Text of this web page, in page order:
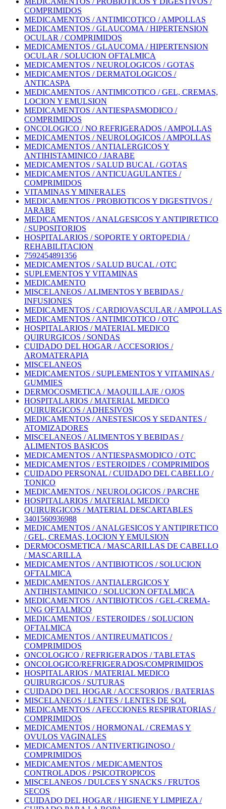
COMPRIMIDOS
MEDICAMENTOS / ANTIMICOTICO / AMPOLLAS
MEDICAMENTOS / GLAUCOMA / HIPERTENSION
OCULAR / COMPRIMIDOS
MEDICAMENTOS / GLAUCOMA / HIPERTENSION
OCULAR / SOLUCION OFTALMICA
MEDICAMENTOS / NEUROLOGICOS / GOTAS
MEDICAMENTOS / DERMATOLOGICOS /
ANTICASPA
MEDICAMENTOS / ANTIMICOTICO / GEL, CREMAS,
LOCION Y EMULSION
MEDICAMENTOS / ANTIESPASMODICO /
COMPRIMIDOS
ONCOLOGICO / NO REFRIGERADOS / AMPOLLAS
MEDICAMENTOS / NEUROLOGICOS / AMPOLLAS
MEDICAMENTOS / ANTIALERGICOS Y
ANTIHISTAMINICO / JARABE
MEDICAMENTOS / SALUD BUCAL / GOTAS
MEDICAMENTOS / ANTICUAGULANTES /
COMPRIMIDOS
VITAMINAS Y MINERALES
MEDICAMENTOS / PROBIOTICOS Y DIGESTIVOS /
JARABE
MEDICAMENTOS / ANALGESICOS Y ANTIPIRETICO
/ SUPOSITORIOS
HOSPITALARIOS / SOPORTE Y ORTOPEDIA /
REHABILITACION
7592454891356
MEDICAMENTOS / SALUD BUCAL / OTC
SUPLEMENTOS Y VITAMINAS
MEDICAMENTO
MISCELANEOS / ALIMENTOS Y BEBIDAS /
INFUSIONES
MEDICAMENTOS / CARDIOVASCULAR / AMPOLLAS
MEDICAMENTOS / ANTIMICOTICO / OTC
HOSPITALARIOS / MATERIAL MEDICO
QUIRURGICOS / SONDAS
CUIDADO DEL HOGAR / ACCESORIOS /
AROMATERAPIA
MISCELANEOS
MEDICAMENTOS / SUPLEMENTOS Y VITAMINAS /
GUMMIES
DERMOCOSMETICA / MAQUILLAJE / OJOS
HOSPITALARIOS / MATERIAL MEDICO
QUIRURGICOS / ADHESIVOS
MEDICAMENTOS / ANESTESICOS Y SEDANTES /
ATOMIZADORES
MISCELANEOS / ALIMENTOS Y BEBIDAS /
ALIMENTOS BASICOS
MEDICAMENTOS / ANTIESPASMODICO / OTC
MEDICAMENTOS / ESTEROIDES / COMPRIMIDOS
CUIDADO PERSONAL / CUIDADO DEL CABELLO /
TONICO
MEDICAMENTOS / NEUROLOGICOS / PARCHE
HOSPITALARIOS / MATERIAL MEDICO
QUIRURGICOS / MATERIAL DESCARTABLES
3401560936988
MEDICAMENTOS / ANALGESICOS Y ANTIPIRETICO
/ GEL, CREMAS, LOCION Y EMULSION
DERMOCOSMETICA / MASCARILLAS DE CABELLO
/ MASCARILLA
MEDICAMENTOS / ANTIBIOTICOS / SOLUCION
OFTALMICA
MEDICAMENTOS / ANTIALERGICOS Y
ANTIHISTAMINICO / SOLUCION OFTALMICA
MEDICAMENTOS / ANTIBIOTICOS / GEL-CREMA-
UNG OFTALMICO
MEDICAMENTOS / ESTEROIDES / SOLUCION
OFTALMICA
MEDICAMENTOS / ANTIREUMATICOS /
COMPRIMIDOS
ONCOLOGICO / REFRIGERADOS / TABLETAS
ONCOLOGICO/REFRIGERADOS/COMPRIMIDOS
HOSPITALARIOS / MATERIAL MEDICO
QUIRURGICOS / SUTURAS
CUIDADO DEL HOGAR / ACCESORIOS / BATERIAS
MISCELANEOS / LENTES / LENTES DE SOL
MEDICAMENTOS / AFECCIONES RESPIRATORIAS /
COMPRIMIDOS
MEDICAMENTOS / HORMONAL / CREMAS Y
OVULOS VAGINALES
MEDICAMENTOS / ANTIVERTIGINOSO /
COMPRIMIDOS
MEDICAMENTOS / MEDICAMENTOS
CONTROLADOS / PSICOTROPICOS
MISCELANEOS / DULCES Y SNACKS / FRUTOS
SECOS
CUIDADO DEL HOGAR / HIGIENE Y LIMPIEZA /